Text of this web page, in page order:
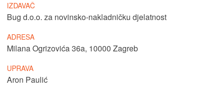
IZDAVAČ
Bug d.o.o. za novinsko-nakladničku djelatnost
ADRESA
Milana Ogrizovića 36a, 10000 Zagreb
UPRAVA
Aron Paulić